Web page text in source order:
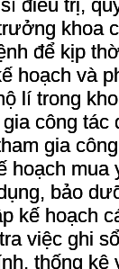
điều trị,
khoa
để kịp
hoạch và
lí trong
gia công
gia
hoạch
bảo
kế hoạch
việc ghi
thống kê